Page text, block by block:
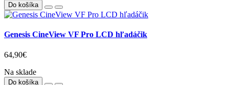
Do košíka
Genesis CineView VF Pro LCD hľadáčik
64,90€
Na sklade
Do košíka